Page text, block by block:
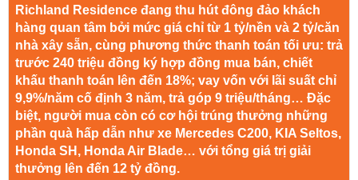
Richland Residence đang thu hút đông đảo khách
hàng quan tâm bởi mức giá chỉ từ 1 tỷ/nền và 2 tỷ/căn
nhà xây sẵn, cùng phương thức thanh toán tối ưu: trả
trước 240 triệu đồng ký hợp đồng mua bán, chiết
khấu thanh toán lên đến 18%; vay vốn với lãi suất chỉ
9,9%/năm cố định 3 năm, trả góp 9 triệu/tháng… Đặc
biệt, người mua còn có cơ hội trúng thưởng những
phần quà hấp dẫn như xe Mercedes C200, KIA Seltos,
Honda SH, Honda Air Blade… với tổng giá trị giải
thưởng lên đến 12 tỷ đồng.